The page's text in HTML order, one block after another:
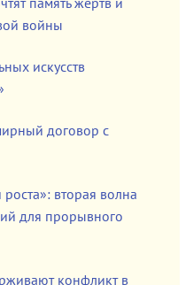
память жертв и
войны
искусств
договор с
вторая волна
для прорывного
конфликт в